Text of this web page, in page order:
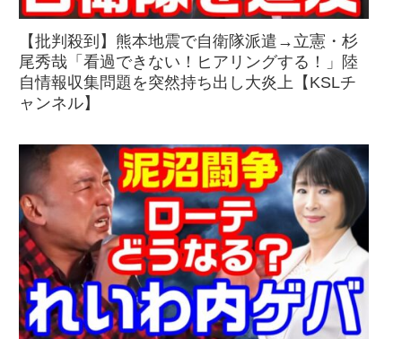
【批判殺到】熊本地震で自衛隊派遣→立憲・杉
尾秀哉「看過できない！ヒアリングする！」陸
自情報収集問題を突然持ち出し大炎上【KSLチ
ャンネル】